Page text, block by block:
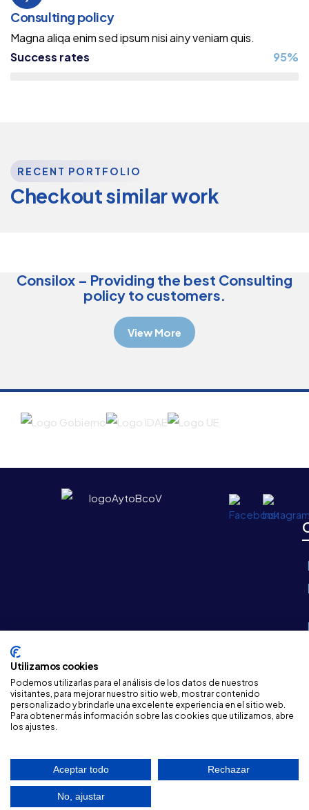
Consulting policy
Magna aliqa enim sed ipsum nisi ainy veniam quis.
Success rates
95%
RECENT PORTFOLIO
Checkout similar work
Consulting
Strategy
Consilox – Providing the best Consulting
policy to customers.
View More
©2026 Ayuntamiento de La Carolina
Utilizamos cookies
Podemos utilizarlas para el análisis de los datos de nuestros
visitantes, para mejorar nuestro sitio web, mostrar contenido
personalizado y brindarle una excelente experiencia en el sitio web.
Para obtener más información sobre las cookies que utilizamos, abre
los ajustes.
Aceptar todo Rechazar
No, ajustar